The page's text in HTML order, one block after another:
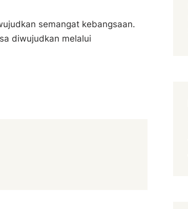
semangat kebangsaan.
diwujudkan melalui